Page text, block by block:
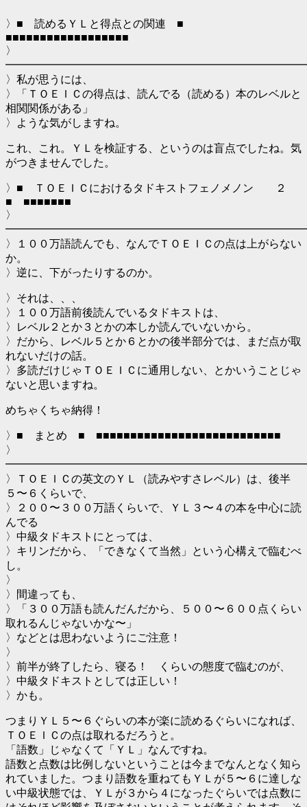
〉■ 読めるＹＬと得点との関連 ■
■■■■■■■■■■■■■■■■■■
〉
〉私が思うには、
〉「ＴＯＥＩＣの得点は、読んでる（読める）本のレベルと
相関関係がある」
〉ような気がしますね。
これ、これ。ＹＬを検証する、というのは盲点でしたね。気
がつきませんでした。
〉■ ＴＯＥＩＣにおけるタドキストフェノメノン ２
■ ■■■■■■■
〉
〉１００万語読んでも、なんでＴＯＥＩＣの点は上がらない
か。
〉逆に、下がったりするのか。
〉それは、、、
〉１００万語前後読んでいるタドキストは、
〉レベル２とか３とかの本しか読んでいないから。
〉だから、レベル５とか６とかの後半部分では、まだ点が取
れないだけの話。
〉多読だけじゃＴＯＥＩＣに通用しない、とかいうことじゃ
ないと思いますね。
めちゃくちゃ納得！
〉■ まとめ ■ ■■■■■■■■■■■■■■■■■■■■■■■■■■■
〉
〉ＴＯＥＩＣの英文のＹＬ（読みやすさレベル）は、後半
５〜６くらいで、
〉２００〜３００万語くらいで、ＹＬ３〜４の本を中心に読
んでる
〉中級タドキストにとっては、
〉キリンだから、「できなくて当然」という心構えで臨むべ
し。
〉
〉間違っても、
〉「３００万語も読んだんだから、５００〜６００点くらい
取れるんじゃないかな〜」
〉などとは思わないようにご注意！
〉
〉前半が終了したら、寝る！ くらいの態度で臨むのが、
〉中級タドキストとしては正しい！
〉かも。
つまりＹＬ５〜６ぐらいの本が楽に読めるぐらいになれば、
ＴＯＥＩＣの点は取れるだろうと。
「語数」じゃなくて「ＹＬ」なんですね。
語数と点数は比例しないということは今までなんとなく知ら
れていました。つまり語数を重ねてもＹＬが５〜６に達しな
い中級状態では、ＹＬが３から４になったぐらいでは点数に